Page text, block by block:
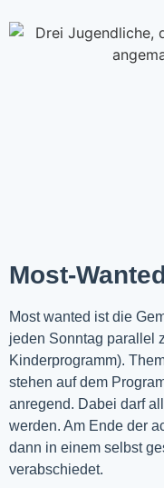
Most-
Most wanted ist die
jeden Sonntag parallel
Kinderprogramm).
stehen auf dem
anregend. Dabei darf
werden. Am Ende der
dann in einem selbst
verabschiedet.